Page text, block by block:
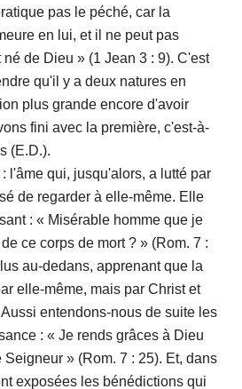
pas le péché, car la
en lui, et il ne peut pas
de Dieu » (1 Jean 3 : 9). C'est
qu'il y a deux natures en
plus grande encore d'avoir
fini avec la première, c'est-à-
(E.D.).
l'âme qui, jusqu'alors, a lutté par
de regarder à elle-même. Elle
: « Misérable homme que je
ce corps de mort ? » (Rom. 7 :
au-dedans, apprenant que la
elle-même, mais par Christ et
entendons-nous de suite les
: « Je rends grâces à Dieu
» (Rom. 7 : 25). Et, dans
exposées les bénédictions qui